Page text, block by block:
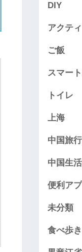
DIY
アクテ
ご飯
スマー
トイレ
上海
中国旅行
中国生活
便利ア
未分類
食べ歩き